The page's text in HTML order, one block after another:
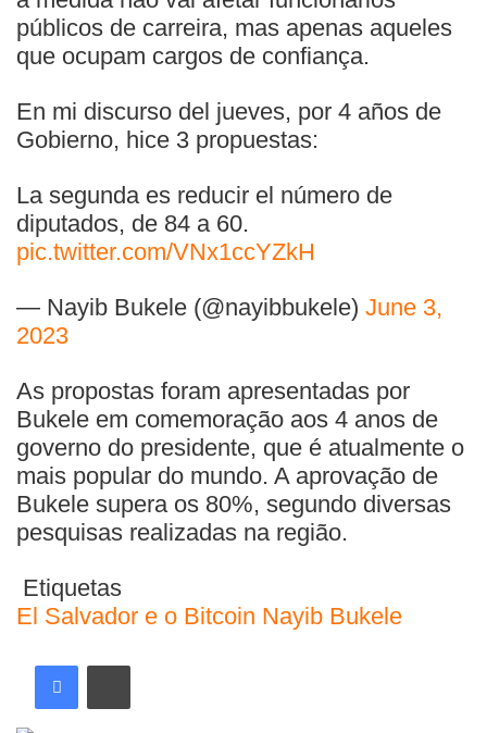
públicos de carreira, mas apenas aqueles
que ocupam cargos de confiança.
En mi discurso del jueves, por 4 años de
Gobierno, hice 3 propuestas:
La segunda es reducir el número de
diputados, de 84 a 60.
pic.twitter.com/VNx1ccYZkH
— Nayib Bukele (@nayibbukele) June 3,
2023
As propostas foram apresentadas por
Bukele em comemoração aos 4 anos de
governo do presidente, que é atualmente o
mais popular do mundo. A aprovação de
Bukele supera os 80%, segundo diversas
pesquisas realizadas na região.
Etiquetas
El Salvador e o Bitcoin Nayib Bukele